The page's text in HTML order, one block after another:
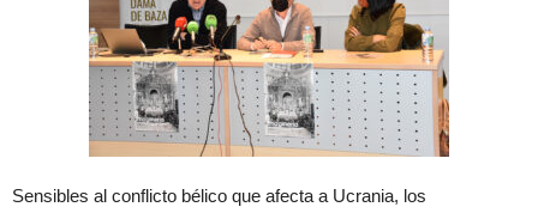
Sensibles al conflicto bélico que afecta a Ucrania, los